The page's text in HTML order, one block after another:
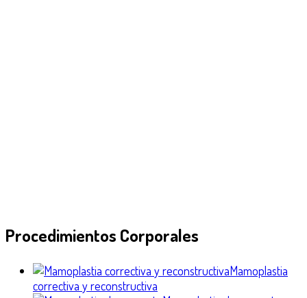
Procedimientos Corporales
Mamoplastia
correctiva y reconstructiva